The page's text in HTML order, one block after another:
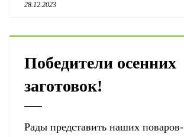
28.12.2023
Победители осенних
заготовок!
Рады представить наших поваров-